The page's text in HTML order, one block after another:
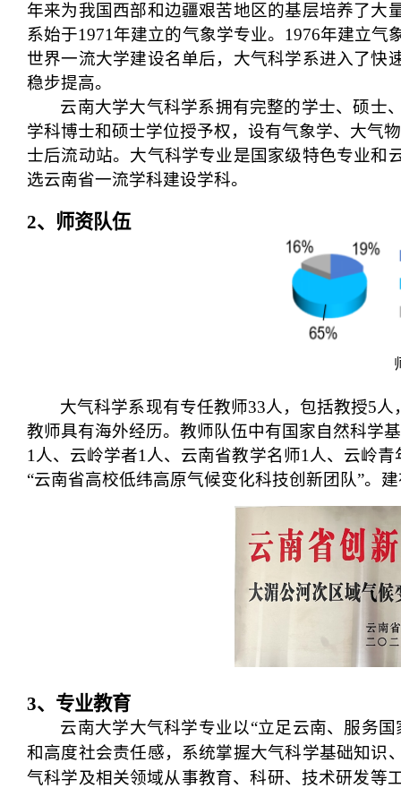
年来为我国西部和边疆艰苦地区的基层培养了大
系始于1971年建立的气象学专业。 1976年建立气
世界一流大学建设名单后， 大气科学系进入了快
稳步提高。
云南大学大气科学系拥有完整的学士、硕士
学科博士和硕士学位授予权，设有气象学、大气
士后流动站。大气科学专业是国家级特色专业和
选云南省一流学科建设学科。
2、师资队伍
大气科学系现有专任教师33人 ，包括教授5人
教师具有海外经历。教师队伍中有国家自然科学
1人、云岭学者1人、云南省教学名师1人、云岭青
“云南省高校低纬高原气候变化科技创新团队”。
3、专业教育
云南大学大气科学专业以“立足云南、服务
和高度社会责任感，系统掌握大气科学基础知识
气科学及相关领域从事教育、科研、技术研发等